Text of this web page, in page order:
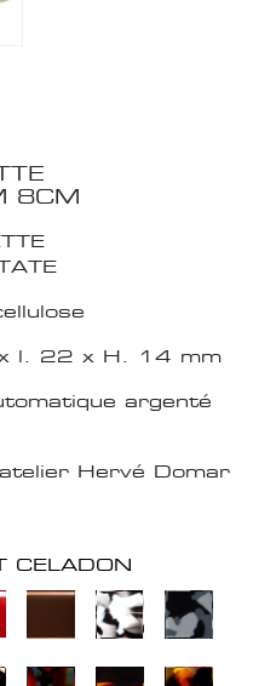
8CM
l. 22 x H. 14 mm
argenté
Hervé Domar
CELADON